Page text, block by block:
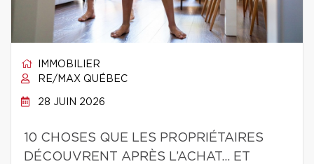
IMMOBILIER
RE/MAX QUÉBEC
28 JUIN 2026
10 CHOSES QUE LES PROPRIÉTAIRES
DÉCOUVRENT APRÈS L’ACHAT… ET